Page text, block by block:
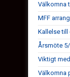
Välkomna
MFF
Kallelse till
Årsmöte
Viktigt
Välkomna